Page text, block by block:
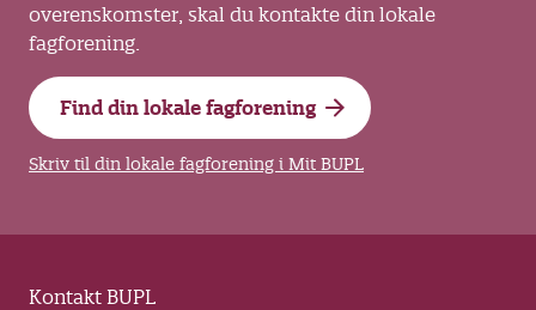
overenskomster, skal du kontakte din lokale
fagforening.
Find din lokale fagforening
Skriv til din lokale fagforening i Mit BUPL
Kontakt BUPL